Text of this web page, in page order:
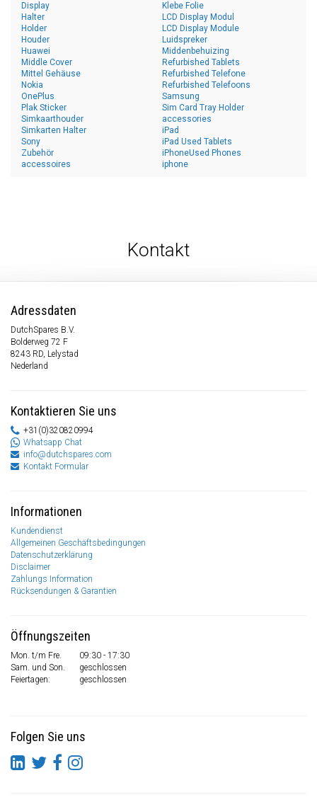
Display
Halter
Holder
Houder
Huawei
Klebe Folie
LCD Display Modul
LCD Display Module
Luidspreker
Middenbehuizing
Middle Cover
Mittel Gehäuse
Nokia
OnePlus
Plak Sticker
Refurbished Tablets
Refurbished Telefone
Refurbished Telefoons
Samsung
Sim Card Tray Holder
Simkaarthouder
Simkarten Halter
Sony
Zubehör
accessoires
accessories
iPad
iPad Used Tablets
iPhoneUsed Phones
iphone
Kontakt
Adressdaten
DutchSpares B.V.
Bolderweg 72 F
8243 RD, Lelystad
Nederland
Kontaktieren Sie uns
+31(0)320820994
Whatsapp Chat
info@dutchspares.com
Kontakt Formular
Informationen
Kundendienst
Allgemeinen Geschäftsbedingungen
Datenschutzerklärung
Disclaimer
Zahlungs Information
Rücksendungen & Garantien
Öffnungszeiten
Mon. t/m Fre.
09:30 - 17:30
Sam. und Son.
geschlossen
Feiertagen:
geschlossen
Folgen Sie uns